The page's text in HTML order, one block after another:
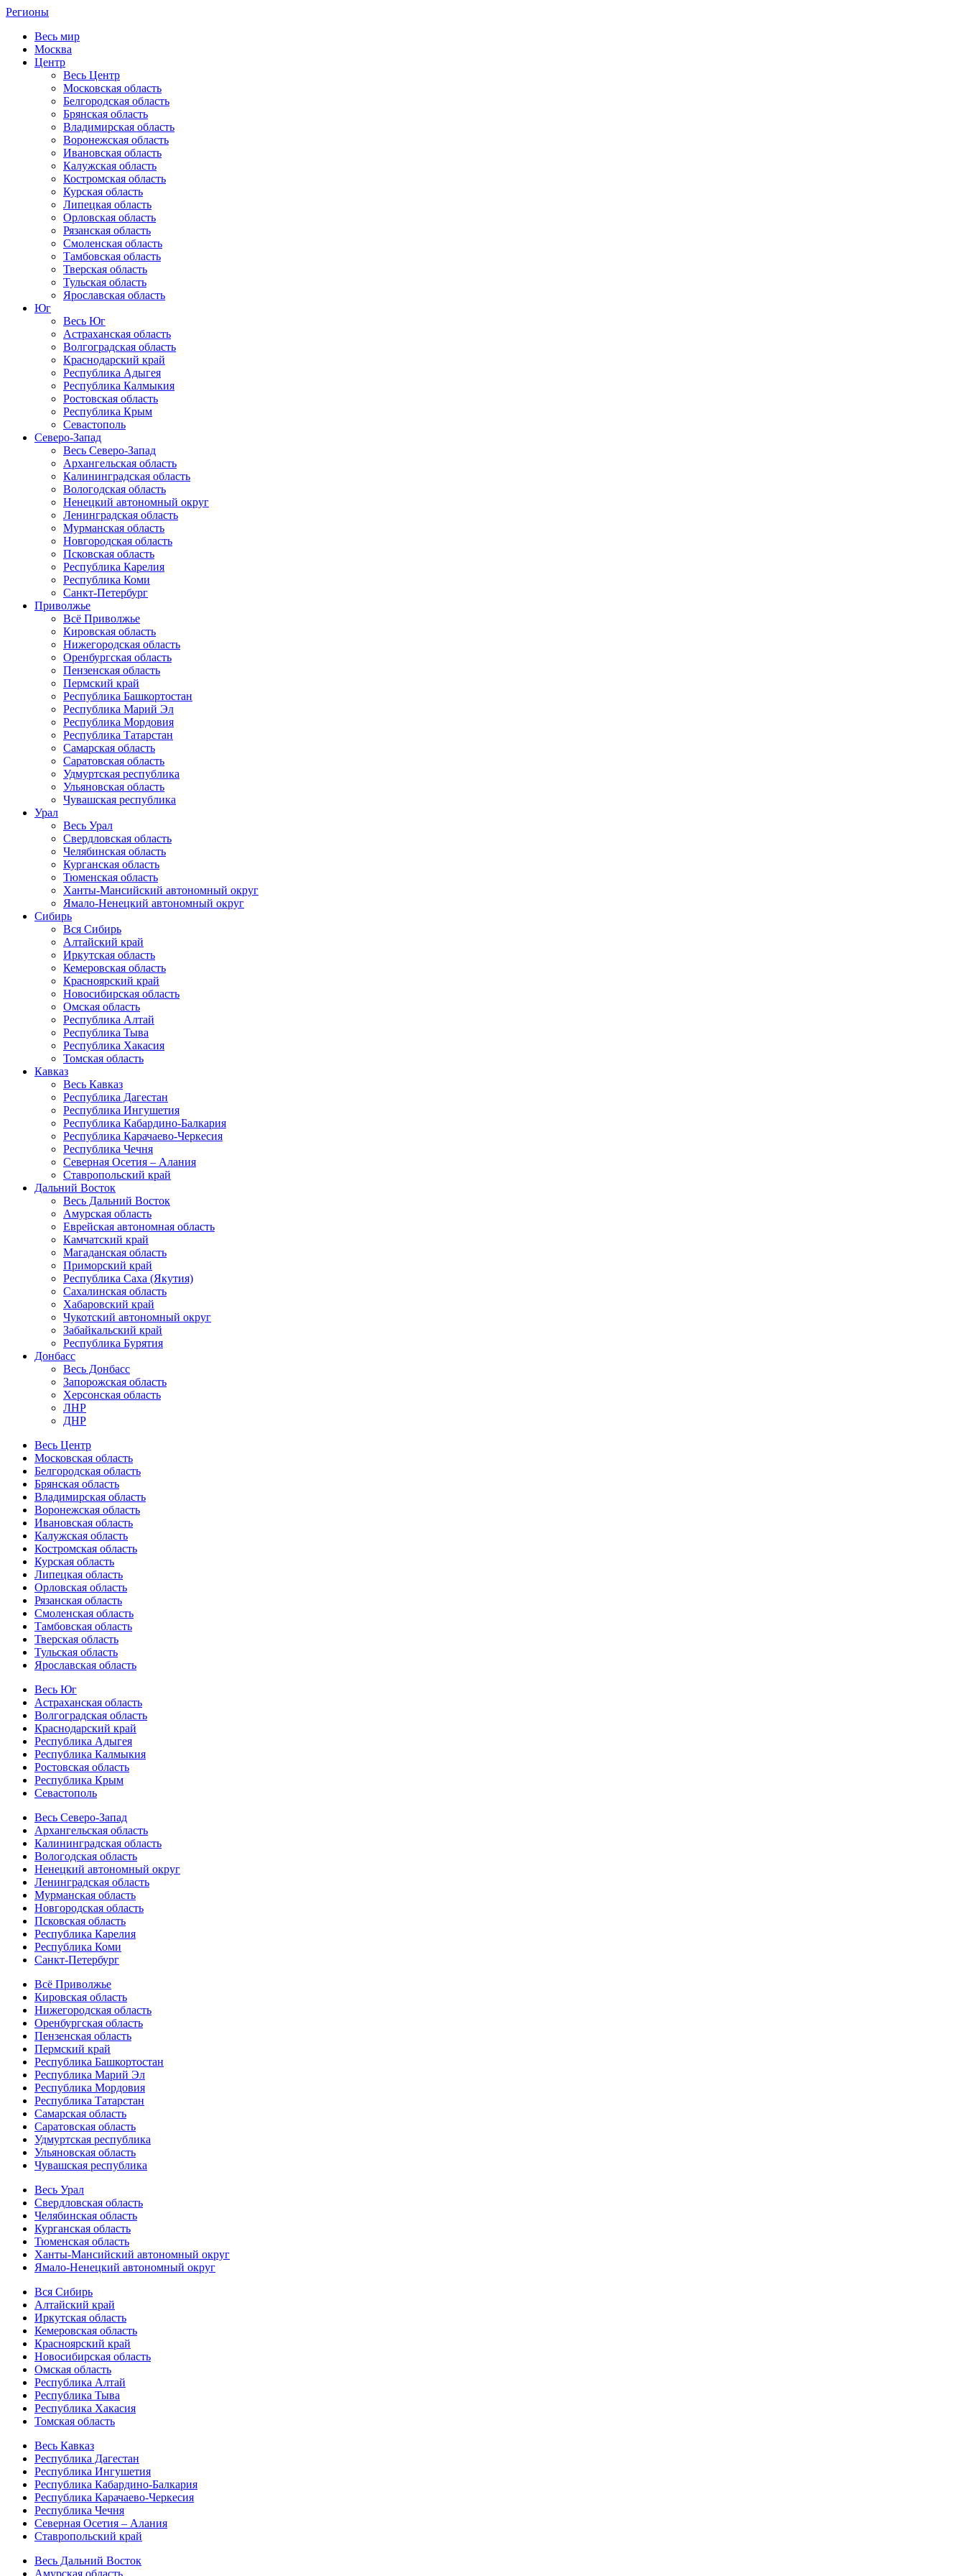
Регионы
Весь мир
Москва
Центр
Весь Центр
Московская область
Белгородская область
Брянская область
Владимирская область
Воронежская область
Ивановская область
Калужская область
Костромская область
Курская область
Липецкая область
Орловская область
Рязанская область
Смоленская область
Тамбовская область
Тверская область
Тульская область
Ярославская область
Юг
Весь Юг
Астраханская область
Волгоградская область
Краснодарский край
Республика Адыгея
Республика Калмыкия
Ростовская область
Республика Крым
Севастополь
Северо-Запад
Весь Северо-Запад
Архангельская область
Калининградская область
Вологодская область
Ненецкий автономный округ
Ленинградская область
Мурманская область
Новгородская область
Псковская область
Республика Карелия
Республика Коми
Санкт-Петербург
Приволжье
Всё Приволжье
Кировская область
Нижегородская область
Оренбургская область
Пензенская область
Пермский край
Республика Башкортостан
Республика Марий Эл
Республика Мордовия
Республика Татарстан
Самарская область
Саратовская область
Удмуртская республика
Ульяновская область
Чувашская республика
Урал
Весь Урал
Свердловская область
Челябинская область
Курганская область
Тюменская область
Ханты-Мансийский автономный округ
Ямало-Ненецкий автономный округ
Сибирь
Вся Сибирь
Алтайский край
Иркутская область
Кемеровская область
Красноярский край
Новосибирская область
Омская область
Республика Алтай
Республика Тыва
Республика Хакасия
Томская область
Кавказ
Весь Кавказ
Республика Дагестан
Республика Ингушетия
Республика Кабардино-Балкария
Республика Карачаево-Черкесия
Республика Чечня
Северная Осетия – Алания
Ставропольский край
Дальний Восток
Весь Дальний Восток
Амурская область
Еврейская автономная область
Камчатский край
Магаданская область
Приморский край
Республика Саха (Якутия)
Сахалинская область
Хабаровский край
Чукотский автономный округ
Забайкальский край
Республика Бурятия
Донбасс
Весь Донбасс
Запорожская область
Херсонская область
ЛНР
ДНР
Весь Центр
Московская область
Белгородская область
Брянская область
Владимирская область
Воронежская область
Ивановская область
Калужская область
Костромская область
Курская область
Липецкая область
Орловская область
Рязанская область
Смоленская область
Тамбовская область
Тверская область
Тульская область
Ярославская область
Весь Юг
Астраханская область
Волгоградская область
Краснодарский край
Республика Адыгея
Республика Калмыкия
Ростовская область
Республика Крым
Севастополь
Весь Северо-Запад
Архангельская область
Калининградская область
Вологодская область
Ненецкий автономный округ
Ленинградская область
Мурманская область
Новгородская область
Псковская область
Республика Карелия
Республика Коми
Санкт-Петербург
Всё Приволжье
Кировская область
Нижегородская область
Оренбургская область
Пензенская область
Пермский край
Республика Башкортостан
Республика Марий Эл
Республика Мордовия
Республика Татарстан
Самарская область
Саратовская область
Удмуртская республика
Ульяновская область
Чувашская республика
Весь Урал
Свердловская область
Челябинская область
Курганская область
Тюменская область
Ханты-Мансийский автономный округ
Ямало-Ненецкий автономный округ
Вся Сибирь
Алтайский край
Иркутская область
Кемеровская область
Красноярский край
Новосибирская область
Омская область
Республика Алтай
Республика Тыва
Республика Хакасия
Томская область
Весь Кавказ
Республика Дагестан
Республика Ингушетия
Республика Кабардино-Балкария
Республика Карачаево-Черкесия
Республика Чечня
Северная Осетия – Алания
Ставропольский край
Весь Дальний Восток
Амурская область